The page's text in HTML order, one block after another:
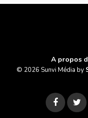
A propos
© 2026 Sunvi Média by